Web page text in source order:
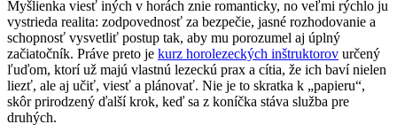
Myšlienka viesť iných v horách znie romanticky, no veľmi rýchlo ju
vystrieda realita: zodpovednosť za bezpečie, jasné rozhodovanie a
schopnosť vysvetliť postup tak, aby mu porozumel aj úplný
začiatočník. Práve preto je kurz horolezeckých inštruktorov určený
ľuďom, ktorí už majú vlastnú lezeckú prax a cítia, že ich baví nielen
liezť, ale aj učiť, viesť a plánovať. Nie je to skratka k „papieru“,
skôr prirodzený ďalší krok, keď sa z koníčka stáva služba pre
druhých.